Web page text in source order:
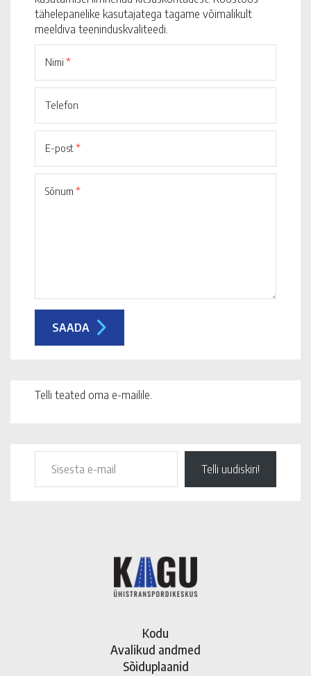
tähelepanelike kasutajatega tagame võimalikult
meeldiva teeninduskvaliteedi.
Nimi *
Telefon
E-post*
Sõnum *
Telli teated oma e-mailile.
Telli uudiskiri!
Kodu
Avalikud andmed
Sõiduplaanid